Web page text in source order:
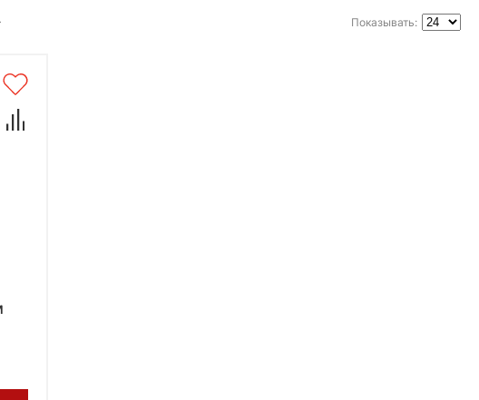
Показывать: